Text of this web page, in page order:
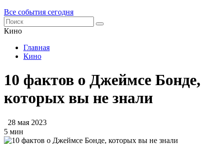
Все события сегодня
Кино
Главная
Кино
10 фактов о Джеймсе Бонде,
которых вы не знали
28 мая 2023
5 мин